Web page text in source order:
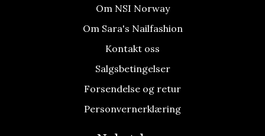
Om NSI Norway
Om Sara's Nailfashion
Kontakt oss
Salgsbetingelser
Forsendelse og retur
Personvernerklæring